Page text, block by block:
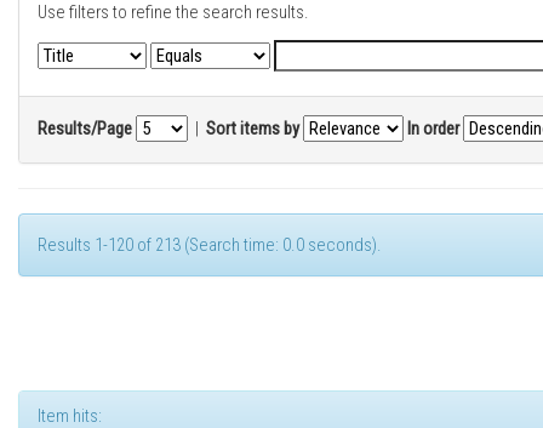
Use filters to refine the search results.
Results/Page | Sort items by In order
Results 1-120 of 213 (Search time: 0.0 seconds).
Item hits: